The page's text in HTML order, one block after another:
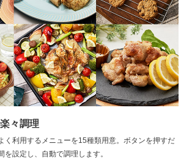
々調理
く利用するメニューを15種類用意。ボタンを押すだ
を設定し、自動で調理します。